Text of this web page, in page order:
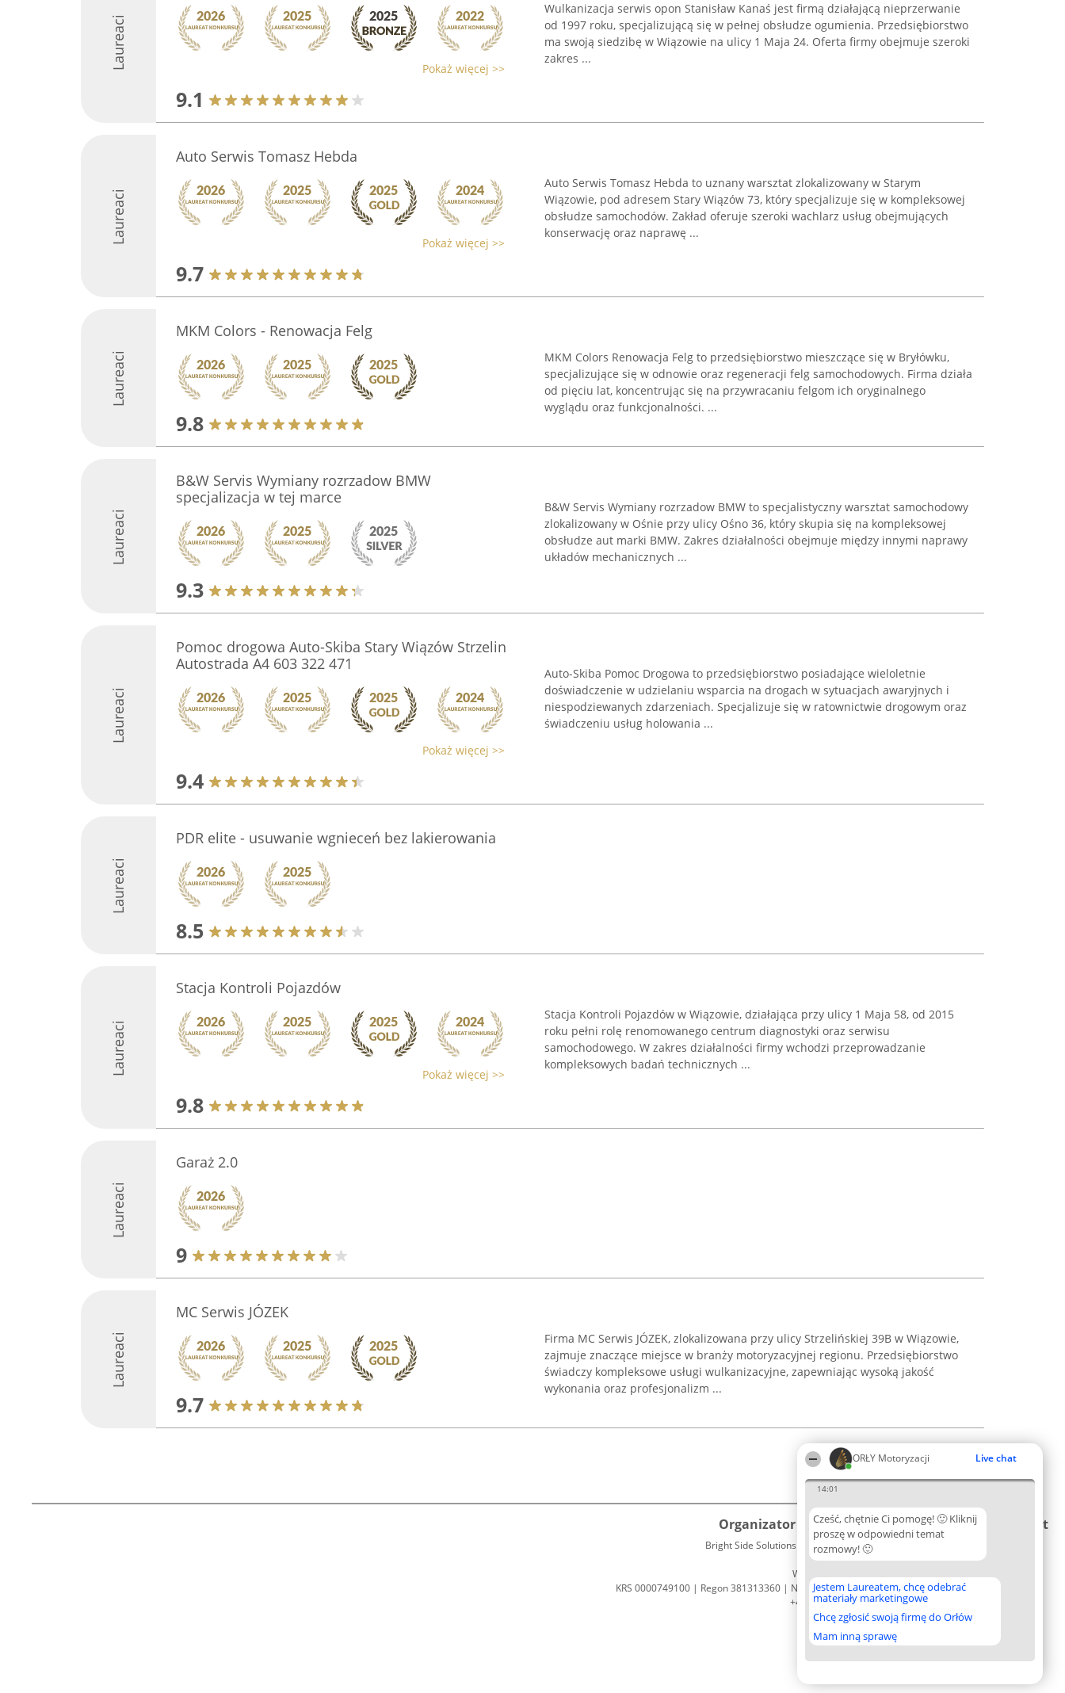
ORŁY Motoryzacji Live chat
14:01
Cześć, chętnie Ci pomogę! 🙂 Kliknij
proszę w odpowiedni temat
rozmowy! 🙂
Jestem Laureatem, chcę odebrać
materiały marketingowe
Chcę zgłosić swoją firmę do Orłów
Mam inną sprawę
Laureaci Pokaż więcej >>
9.1
Wulkanizacja serwis opon Stanisław Kanaś jest firmą działającą nieprzerwanie
od 1997 roku, specjalizującą się w pełnej obsłudze ogumienia. Przedsiębiorstwo
ma swoją siedzibę w Wiązowie na ulicy 1 Maja 24. Oferta firmy obejmuje szeroki
zakres ...
Laureaci
Auto Serwis Tomasz Hebda
Pokaż więcej >>
9.7
Auto Serwis Tomasz Hebda to uznany warsztat zlokalizowany w Starym
Wiązowie, pod adresem Stary Wiązów 73, który specjalizuje się w kompleksowej
obsłudze samochodów. Zakład oferuje szeroki wachlarz usług obejmujących
konserwację oraz naprawę ...
Laureaci
MKM Colors - Renowacja Felg
9.8
MKM Colors Renowacja Felg to przedsiębiorstwo mieszczące się w Bryłówku,
specjalizujące się w odnowie oraz regeneracji felg samochodowych. Firma działa
od pięciu lat, koncentrując się na przywracaniu felgom ich oryginalnego
wyglądu oraz funkcjonalności. ...
Laureaci
B&W Servis Wymiany rozrzadow BMW
specjalizacja w tej marce
9.3
B&W Servis Wymiany rozrzadow BMW to specjalistyczny warsztat samochodowy
zlokalizowany w Ośnie przy ulicy Ośno 36, który skupia się na kompleksowej
obsłudze aut marki BMW. Zakres działalności obejmuje między innymi naprawy
układów mechanicznych ...
Laureaci
Pomoc drogowa Auto-Skiba Stary Wiązów Strzelin
Autostrada A4 603 322 471
Pokaż więcej >>
9.4
Auto-Skiba Pomoc Drogowa to przedsiębiorstwo posiadające wieloletnie
doświadczenie w udzielaniu wsparcia na drogach w sytuacjach awaryjnych i
niespodziewanych zdarzeniach. Specjalizuje się w ratownictwie drogowym oraz
świadczeniu usług holowania ...
Laureaci
PDR elite - usuwanie wgnieceń bez lakierowania
8.5
Laureaci
Stacja Kontroli Pojazdów
Pokaż więcej >>
9.8
Stacja Kontroli Pojazdów w Wiązowie, działająca przy ulicy 1 Maja 58, od 2015
roku pełni rolę renomowanego centrum diagnostyki oraz serwisu
samochodowego. W zakres działalności firmy wchodzi przeprowadzanie
kompleksowych badań technicznych ...
Laureaci
Garaż 2.0
9
Laureaci
MC Serwis JÓZEK
9.7
Firma MC Serwis JÓZEK, zlokalizowana przy ulicy Strzelińskiej 39B w Wiązowie,
zajmuje znaczące miejsce w branży motoryzacyjnej regionu. Przedsiębiorstwo
świadczy kompleksowe usługi wulkanizacyjne, zapewniając wysoką jakość
wykonania oraz profesjonalizm ...
Organizator plebiscytu
Bright Side Solutions sp. z o. o. sp. k.
ul. Ruska 22
Wrocław 50-079
KRS 0000749100 | Regon 381313360 | NIP 8943132676
+48 508 492 400
Plebiscyt
Lista
Laureatów
Zasady
Regulamin
Prywatności
Kontakt